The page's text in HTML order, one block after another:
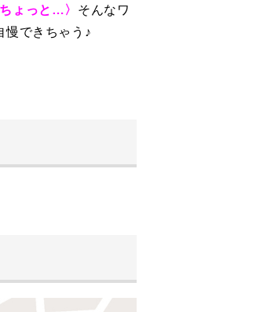
ょっと…〉 そんなワ
慢できちゃう♪